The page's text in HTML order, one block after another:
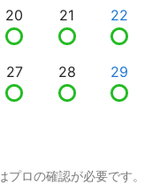
20 21 22
27 28 29
ロの確認が必要です。